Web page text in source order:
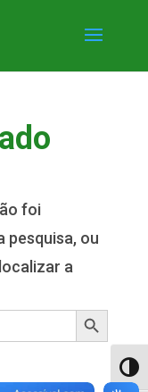
foi
pesquisa, ou
a
Search Button